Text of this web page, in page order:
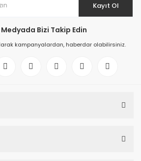
Kayıt Ol
Bizi Takip Edin
kampanyalardan, haberdar olabilirsiniz.